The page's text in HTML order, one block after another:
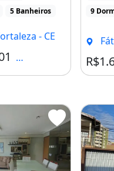
5 Banheiros
- CE
Condomínio R$1.800
9